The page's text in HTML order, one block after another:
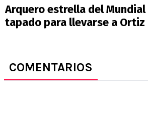
Arquero estrella del Mundial
tapado para llevarse a Ortiz
COMENTARIOS